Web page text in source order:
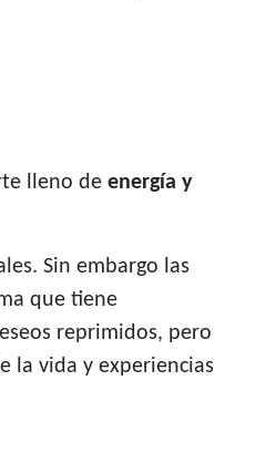
lleno de energía y
Sin embargo las
que tiene
reprimidos, pero
la vida y experiencias